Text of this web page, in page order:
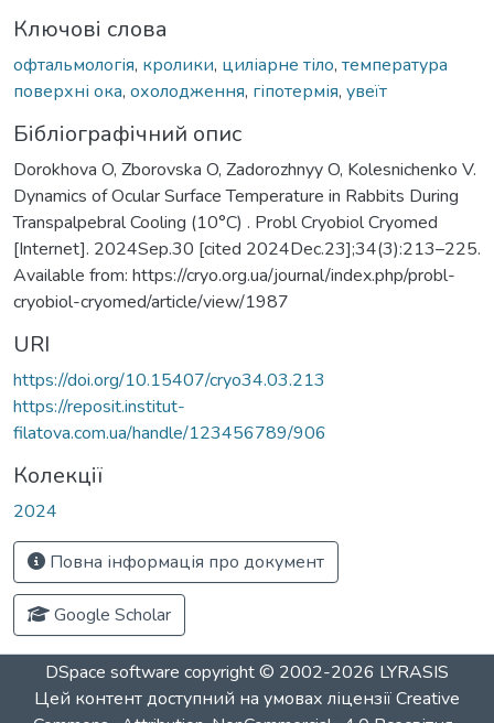
Ключові слова
офтальмологія, кролики, циліарне тіло, температура
поверхні ока, охолодження, гіпотермія, увеїт
Бібліографічний опис
Dorokhova O, Zborovska O, Zadorozhnyy O, Kolesnichenko V.
Dynamics of Ocular Surface Temperature in Rabbits During
Transpalpebral Cooling (10°C) . Probl Cryobiol Cryomed
[Internet]. 2024Sep.30 [cited 2024Dec.23];34(3):213–225.
Available from: https://cryo.org.ua/journal/index.php/probl-
cryobiol-cryomed/article/view/1987
URI
https://doi.org/10.15407/cryo34.03.213
https://reposit.institut-
filatova.com.ua/handle/123456789/906
Колекції
2024
Повна інформація про документ
Google Scholar
DSpace software copyright © 2002-2026 LYRASIS
Цей контент доступний на умовах ліцензіїCreative